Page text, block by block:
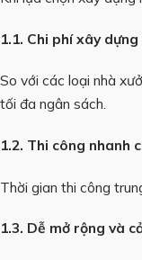
1.1. Chi phí xây
So với các loại nhà
tối đa ngân sách.
1.2. Thi công nhanh
Thời gian thi công
1.3. Dễ mở rộng và